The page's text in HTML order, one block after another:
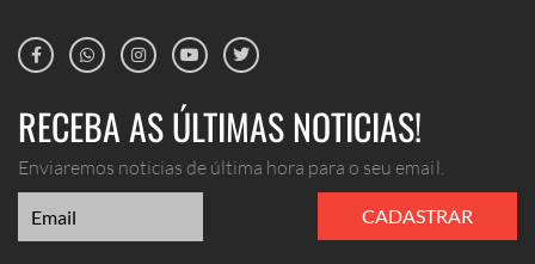
RECEBA AS ÚLTIMAS NOTICIAS!
Enviaremos noticias de última hora para o seu email.
CADASTRAR